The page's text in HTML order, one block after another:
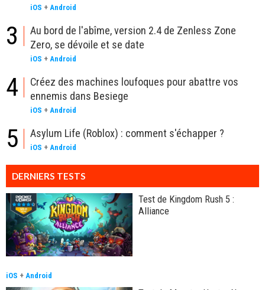
iOS + Android
3
Au bord de l'abîme, version 2.4 de Zenless Zone
Zero, se dévoile et se date
iOS + Android
4
Créez des machines loufoques pour abattre vos
ennemis dans Besiege
iOS + Android
5 Asylum Life (Roblox) : comment s'échapper ?
iOS + Android
DERNIERS TESTS
Test de Kingdom Rush 5 :
Alliance
iOS + Android